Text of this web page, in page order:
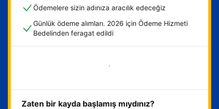
Ödemelere sizin adınıza aracılık edeceğiz
Günlük ödeme alımları. 2026 için Ödeme Hizmeti
Bedelinden feragat edildi
Hemen başla
Zaten bir kayda başlamış mıydınız?